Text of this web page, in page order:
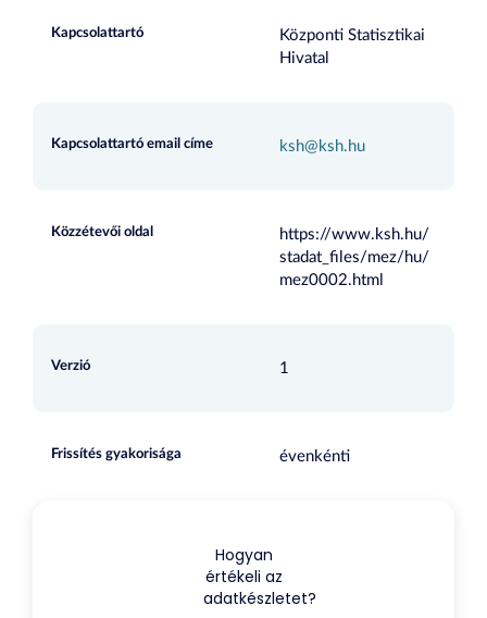
Kapcsolattartó
Központi Statisztikai
Hivatal
Kapcsolattartó email címe ksh@ksh.hu
Közzétevői oldal
https://www.ksh.hu/
stadat_files/mez/hu/
mez0002.html
Verzió 1
Frissítés gyakorisága évenkénti
Hogyan
értékeli az
adatkészletet?